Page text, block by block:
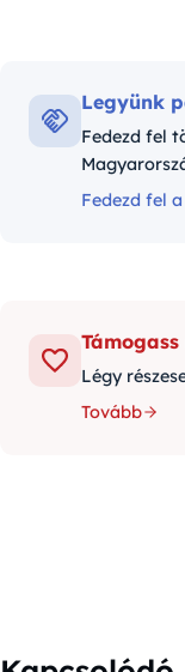
Legyünk
Fedezd fel
Fedezd fel
Légy
Tovább